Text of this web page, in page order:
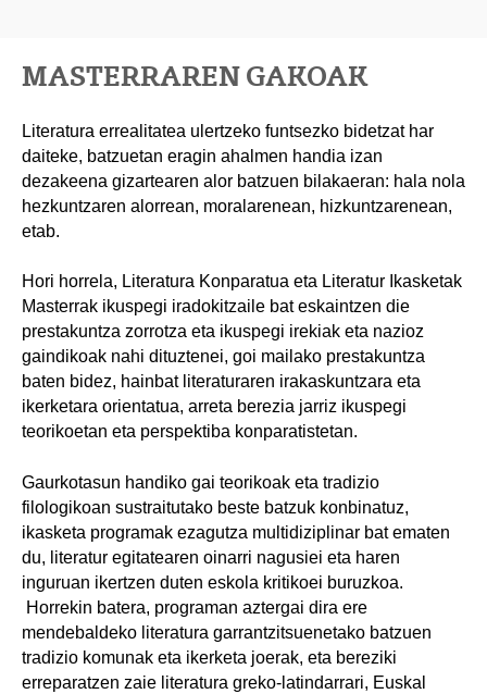
MASTERRAREN GAKOAK
Literatura errealitatea ulertzeko funtsezko bidetzat har
daiteke, batzuetan eragin ahalmen handia izan
dezakeena gizartearen alor batzuen bilakaeran: hala nola
hezkuntzaren alorrean, moralarenean, hizkuntzarenean,
etab.
Hori horrela, Literatura Konparatua eta Literatur Ikasketak
Masterrak ikuspegi iradokitzaile bat eskaintzen die
prestakuntza zorrotza eta ikuspegi irekiak eta nazioz
gaindikoak nahi dituztenei, goi mailako prestakuntza
baten bidez, hainbat literaturaren irakaskuntzara eta
ikerketara orientatua, arreta berezia jarriz ikuspegi
teorikoetan eta perspektiba konparatistetan.
Gaurkotasun handiko gai teorikoak eta tradizio
filologikoan sustraitutako beste batzuk konbinatuz,
ikasketa programak ezagutza multidiziplinar bat ematen
du, literatur egitatearen oinarri nagusiei eta haren
inguruan ikertzen duten eskola kritikoei buruzkoa.
Horrekin batera, programan aztergai dira ere
mendebaldeko literatura garrantzitsuenetako batzuen
tradizio komunak eta ikerketa joerak, eta bereziki
erreparatzen zaie literatura greko-latindarrari, Euskal